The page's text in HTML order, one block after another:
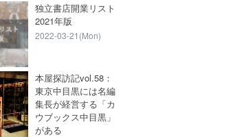
独立書店開業リスト
2021年版
2022-03-21(Mon)
本屋探訪記vol.58：
東京中目黒には名編
集長が経営する「カ
ウブックス中目黒」
がある